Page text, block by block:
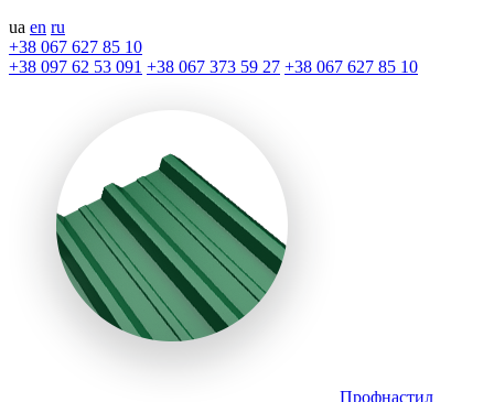
ua en ru
+38 067 627 85 10
+38 097 62 53 091 +38 067 373 59 27 +38 067 627 85 10
Профнастил